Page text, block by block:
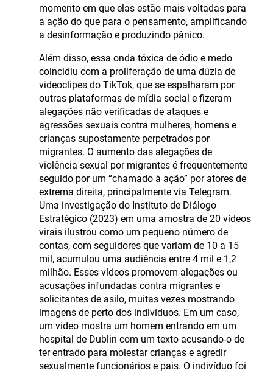
momento em que elas estão mais voltadas para
a ação do que para o pensamento, amplificando
a desinformação e produzindo pânico.
Além disso, essa onda tóxica de ódio e medo
coincidiu com a proliferação de uma dúzia de
videoclipes do TikTok, que se espalharam por
outras plataformas de mídia social e fizeram
alegações não verificadas de ataques e
agressões sexuais contra mulheres, homens e
crianças supostamente perpetrados por
migrantes. O aumento das alegações de
violência sexual por migrantes é frequentemente
seguido por um “chamado à ação” por atores de
extrema direita, principalmente via Telegram.
Uma investigação do Instituto de Diálogo
Estratégico (2023) em uma amostra de 20 vídeos
virais ilustrou como um pequeno número de
contas, com seguidores que variam de 10 a 15
mil, acumulou uma audiência entre 4 mil e 1,2
milhão. Esses vídeos promovem alegações ou
acusações infundadas contra migrantes e
solicitantes de asilo, muitas vezes mostrando
imagens de perto dos indivíduos. Em um caso,
um vídeo mostra um homem entrando em um
hospital de Dublin com um texto acusando-o de
ter entrado para molestar crianças e agredir
sexualmente funcionários e pais. O indivíduo foi